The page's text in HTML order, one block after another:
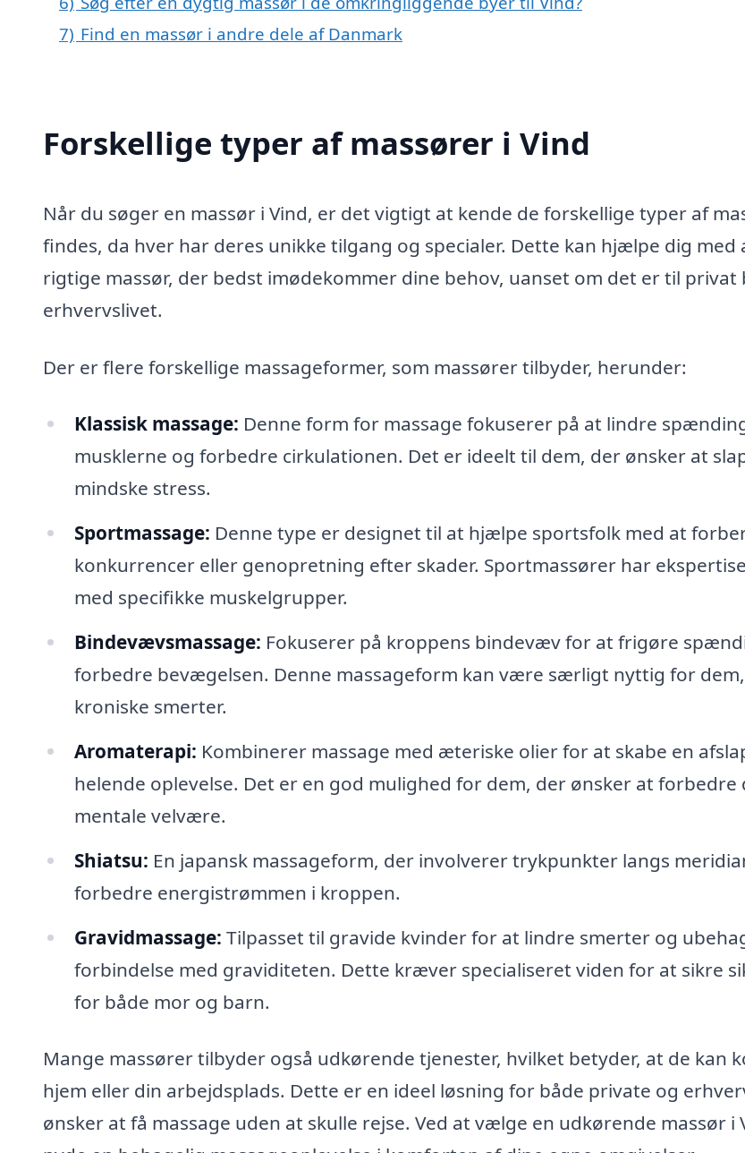
7) Find en massør i andre dele af Danmark
Forskellige typer af massører i Vind
Når du søger en massør i Vind, er det vigtigt at kende de forskellige typer af
findes, da hver har deres unikke tilgang og specialer. Dette kan hjælpe dig med
rigtige massør, der bedst imødekommer dine behov, uanset om det er til privat
erhvervslivet.
Der er flere forskellige massageformer, som massører tilbyder, herunder:
Klassisk massage: Denne form for massage fokuserer på at lindre
musklerne og forbedre cirkulationen. Det er ideelt til dem, der ønsker at
mindske stress.
Sportmassage: Denne type er designet til at hjælpe sportsfolk med at
konkurrencer eller genopretning efter skader. Sportmassører har
med specifikke muskelgrupper.
Bindevævsmassage: Fokuserer på kroppens bindevæv for at frigøre
forbedre bevægelsen. Denne massageform kan være særligt nyttig for
kroniske smerter.
Aromaterapi: Kombinerer massage med æteriske olier for at skabe en
helende oplevelse. Det er en god mulighed for dem, der ønsker at forbedre
mentale velvære.
Shiatsu: En japansk massageform, der involverer trykpunkter langs
forbedre energistrømmen i kroppen.
Gravidmassage: Tilpasset til gravide kvinder for at lindre smerter og
forbindelse med graviditeten. Dette kræver specialiseret viden for at sikre
for både mor og barn.
Mange massører tilbyder også udkørende tjenester, hvilket betyder, at de kan
hjem eller din arbejdsplads. Dette er en ideel løsning for både private og
ønsker at få massage uden at skulle rejse. Ved at vælge en udkørende massør i